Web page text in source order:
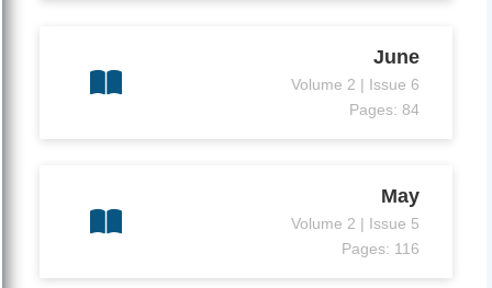
June
Volume 2 | Issue 6
Pages: 84
May
Volume 2 | Issue 5
Pages: 116